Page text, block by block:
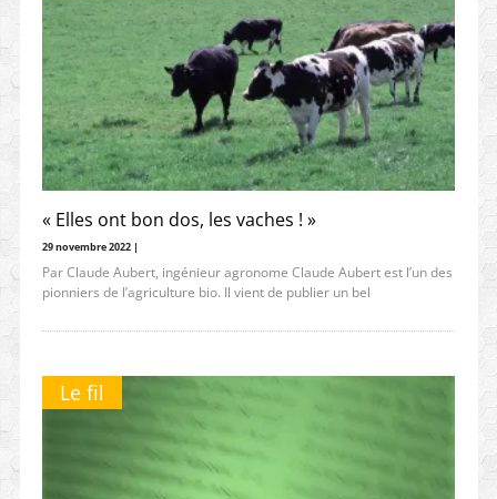
« Elles ont bon dos, les vaches ! »
29 novembre 2022 |
Par Claude Aubert, ingénieur agronome Claude Aubert est l’un des
pionniers de l’agriculture bio. Il vient de publier un bel
Le fil